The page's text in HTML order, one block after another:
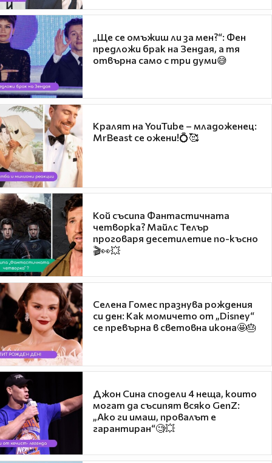
„Ще се омъжиш ли за мен?“: Фен
предложи брак на Зендая, а тя
отвърна само с три думи😅
Кралят на YouTube – младоженец:
MrBeast се ожени!💍🥰
Кой съсипа Фантастичната
четворка? Майлс Телър
проговаря десетилетие по-късно
🎬👀💥
Селена Гомес празнува рождения
си ден: Как момичето от „Disney“
се превърна в световна икона🤩🎂
Джон Сина сподели 4 неща, които
могат да съсипят всяко GenZ:
„Ако ги имаш, провалът е
гарантиран“🧐💥